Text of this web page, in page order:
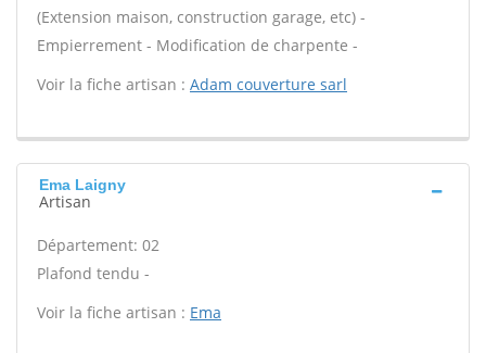
(Extension maison, construction garage, etc) -
Empierrement - Modification de charpente -
Voir la fiche artisan : Adam couverture sarl
Ema Laigny
Artisan
Département: 02
Plafond tendu -
Voir la fiche artisan : Ema